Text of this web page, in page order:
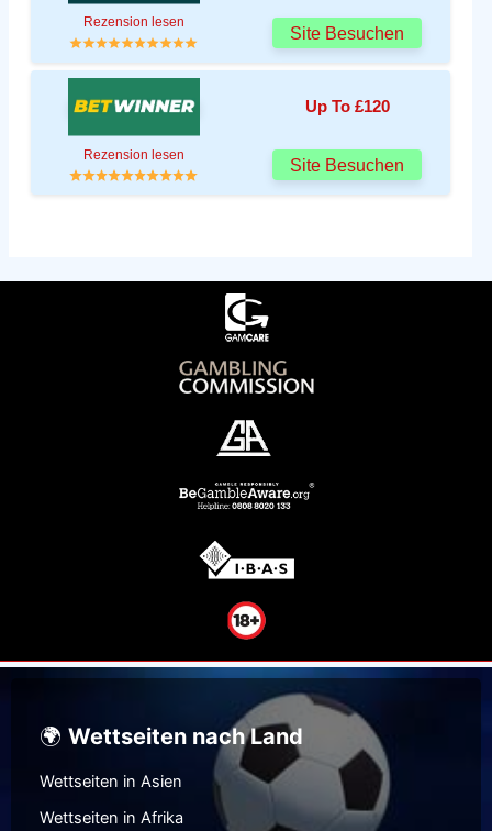
Rezension lesen
Site Besuchen
Up To £120
Rezension lesen
Site Besuchen
🌍Wettseiten nach Land
Wettseiten in Asien
Wettseiten in Afrika